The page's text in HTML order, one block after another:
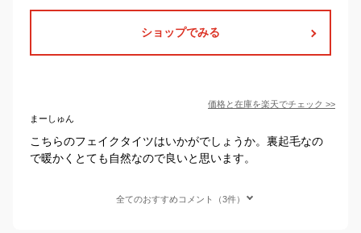
ショップでみる
価格と在庫を楽天でチェック >>
まーしゅん
こちらのフェイクタイツはいかがでしょうか。裏起毛なの
で暖かくとても自然なので良いと思います。
全てのおすすめコメント（3件）